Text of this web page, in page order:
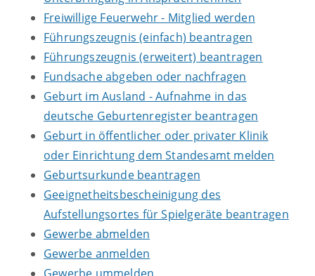
Freiwillige Feuerwehr - Mitglied werden
Führungszeugnis (einfach) beantragen
Führungszeugnis (erweitert) beantragen
Fundsache abgeben oder nachfragen
Geburt im Ausland - Aufnahme in das
deutsche Geburtenregister beantragen
Geburt in öffentlicher oder privater Klinik
oder Einrichtung dem Standesamt melden
Geburtsurkunde beantragen
Geeignetheitsbescheinigung des
Aufstellungsortes für Spielgeräte beantragen
Gewerbe abmelden
Gewerbe anmelden